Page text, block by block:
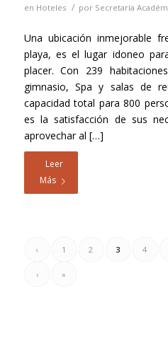
en Hoteles / por Secretaría
Una ubicación inmejorable
playa, es el lugar idoneo
placer. Con 239
gimnasio, Spa y salas de
capacidad total para 800
es la satisfacción de sus
aprovechar al […]
Leer
Más
‹ 1 2 3 4
› »